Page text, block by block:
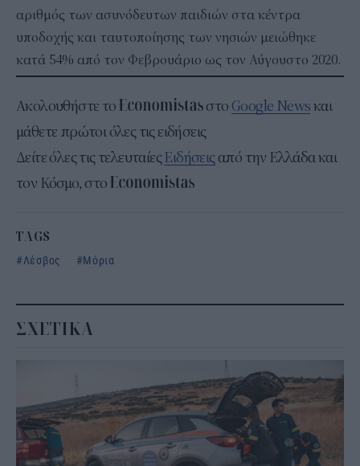
αριθμός των ασυνόδευτων παιδιών στα κέντρα
υποδοχής και ταυτοποίησης των νησιών μειώθηκε
κατά 54% από τον Φεβρουάριο ως τον Αύγουστο 2020.
Ακολουθήστε το στο Google Newsκαι
μάθετε πρώτοι όλες τις ειδήσεις
Δείτε όλες τις τελευταίεςΕιδήσειςαπό την Ελλάδα και
τον Κόσμο, στο
TAGS
Λέσβος
Μόρια
ΣΧΕΤΙΚΑ